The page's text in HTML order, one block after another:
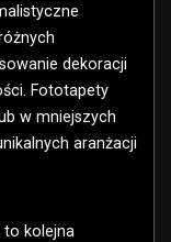
dekoracji
Fototapety
w mniejszych
aranżacji
to kolejna